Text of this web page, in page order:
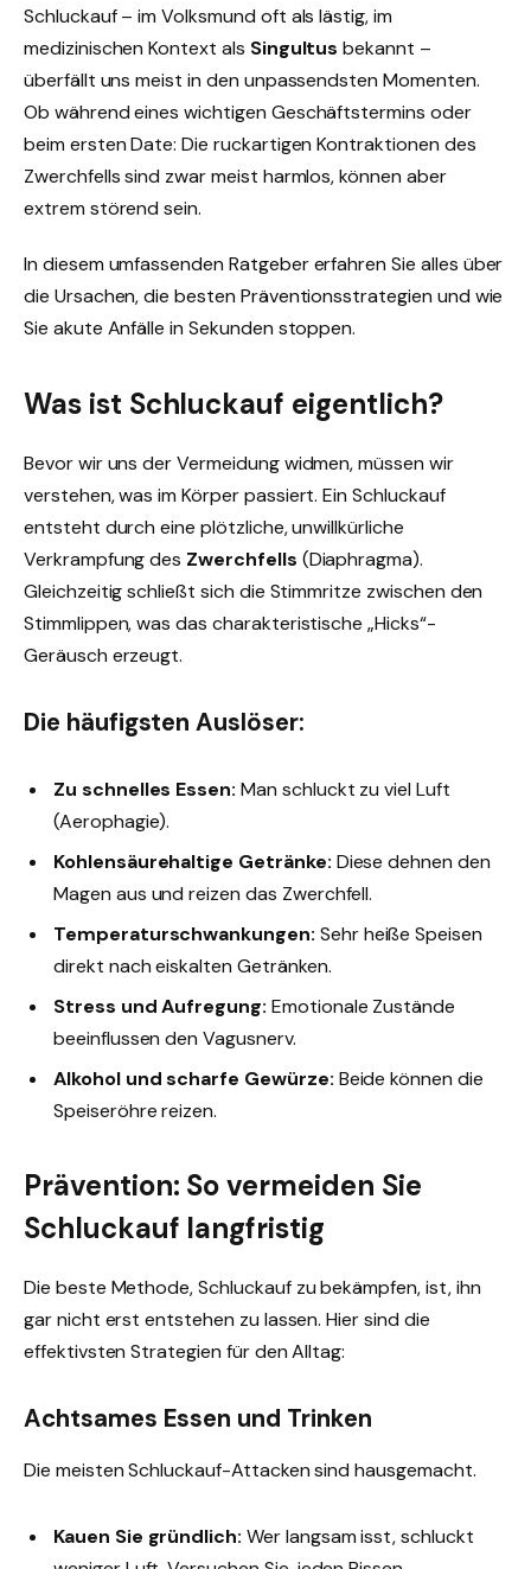
Schluckauf – im Volksmund oft als lästig, im
medizinischen Kontext als Singultus bekannt –
überfällt uns meist in den unpassendsten Momenten.
Ob während eines wichtigen Geschäftstermins oder
beim ersten Date: Die ruckartigen Kontraktionen des
Zwerchfells sind zwar meist harmlos, können aber
extrem störend sein.
In diesem umfassenden Ratgeber erfahren Sie alles über
die Ursachen, die besten Präventionsstrategien und wie
Sie akute Anfälle in Sekunden stoppen.
Was ist Schluckauf eigentlich?
Bevor wir uns der Vermeidung widmen, müssen wir
verstehen, was im Körper passiert. Ein Schluckauf
entsteht durch eine plötzliche, unwillkürliche
Verkrampfung des Zwerchfells (Diaphragma).
Gleichzeitig schließt sich die Stimmritze zwischen den
Stimmlippen, was das charakteristische „Hicks“-
Geräusch erzeugt.
Die häufigsten Auslöser:
Zu schnelles Essen: Man schluckt zu viel Luft
(Aerophagie).
Kohlensäurehaltige Getränke: Diese dehnen den
Magen aus und reizen das Zwerchfell.
Temperaturschwankungen: Sehr heiße Speisen
direkt nach eiskalten Getränken.
Stress und Aufregung: Emotionale Zustände
beeinflussen den Vagusnerv.
Alkohol und scharfe Gewürze: Beide können die
Speiseröhre reizen.
Prävention: So vermeiden Sie
Schluckauf langfristig
Die beste Methode, Schluckauf zu bekämpfen, ist, ihn
gar nicht erst entstehen zu lassen. Hier sind die
effektivsten Strategien für den Alltag:
Achtsames Essen und Trinken
Die meisten Schluckauf-Attacken sind hausgemacht.
Kauen Sie gründlich: Wer langsam isst, schluckt